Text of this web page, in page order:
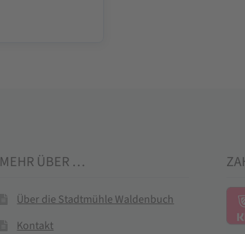
MEHR ÜBER …
Über die Stadtmühle Waldenbuch
Kontakt